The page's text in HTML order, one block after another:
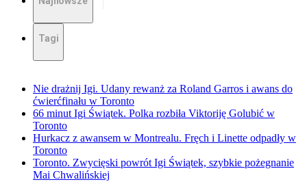
Tagi
Nie drażnij Igi. Udany rewanż za Roland Garros i awans do
ćwierćfinału w Toronto
66 minut Igi Świątek. Polka rozbiła Viktoriję Golubić w
Toronto
Hurkacz z awansem w Montrealu. Fręch i Linette odpadły w
Toronto
Toronto. Zwycięski powrót Igi Świątek, szybkie pożegnanie
Mai Chwalińskiej